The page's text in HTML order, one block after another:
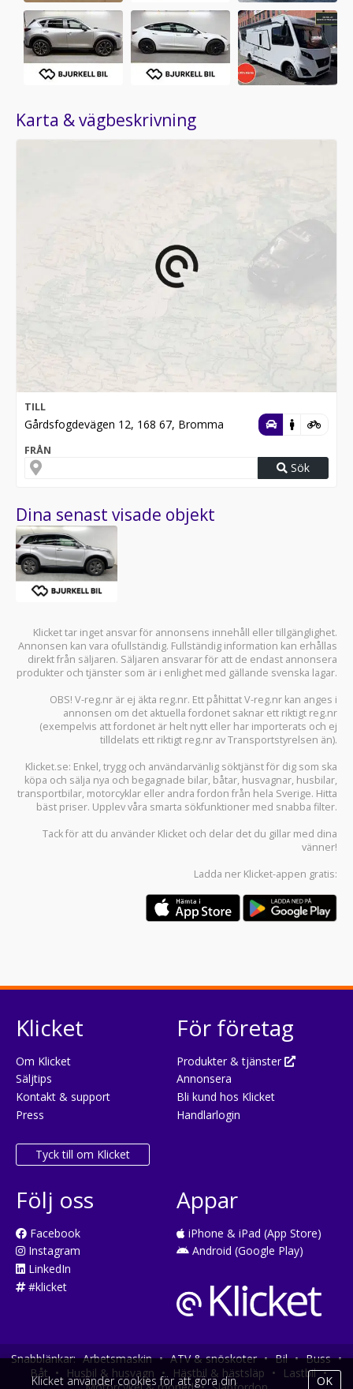
Karta & vägbeskrivning
TILL
Gårdsfogdevägen 12, 168 67, Bromma
FRÅN
Sök
Dina senast visade objekt
Klicket tar inget ansvar för annonsens innehåll eller tillgänglighet.
Annonsen kan vara ofullständig. Fullständig information kan erhållas
direkt från säljaren. Säljaren ansvarar för att de endast annonsera
produkter och tjänster som är i enlighet med gällande svenska lagar.
OBS! V-reg.nr är ej äkta reg.nr. Ett påhittat V-reg.nr kan anges i
annonsen om det aktuella fordonet saknar ett riktigt reg.nr
(exempelvis att fordonet är helt nytt eller har importerats och ej
tilldelats ett riktigt reg.nr av Transportstyrelsen än).
Klicket.se: Enkel, trygg och användarvänlig söktjänst för dig som ska
köpa och sälja nya och begagnade bilar, båtar, husvagnar, husbilar,
transportbilar, motorcyklar eller andra fordon från hela Sverige. Hitta
bäst priser. Upplev våra smarta sökfunktioner med snabba filter.
Tack för att du använder Klicket och delar det du gillar med dina
vänner!
Ladda ner Klicket-appen gratis:
Klicket
Om Klicket
Säljtips
Kontakt & support
Press
Tyck till om Klicket
För företag
Produkter & tjänster
Annonsera
Bli kund hos Klicket
Handlarlogin
Följ oss
Facebook
Instagram
LinkedIn
#klicket
Appar
iPhone & iPad (App Store)
Android (Google Play)
Snabblänkar: Arbetsmaskin • ATV & snöskoter • Bil • Buss •
Båt • Husbil & husvagn • Hästbil & hästsläp • Lastbil •
Klicket använder cookies för att göra din
OK